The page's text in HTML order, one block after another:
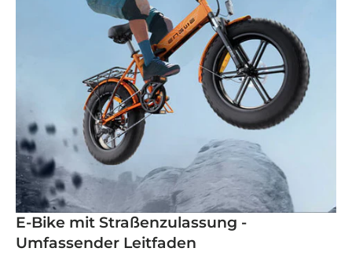
E-Bike mit Straßenzulassung -
Umfassender Leitfaden